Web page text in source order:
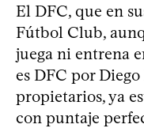
El DFC, que en
Fútbol Club,
juega ni entrena
es DFC por
propietarios, ya
con puntaje